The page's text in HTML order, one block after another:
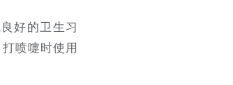
好的卫生习
喷嚏时使用